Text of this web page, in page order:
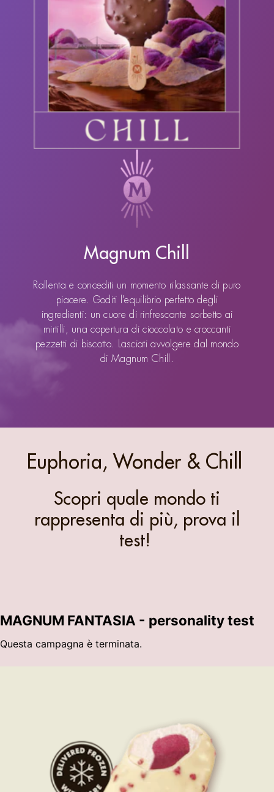
Magnum Chill
Rallenta e concediti un momento rilassante di puro
piacere. Goditi l'equilibrio perfetto degli
ingredienti: un cuore di rinfrescante sorbetto ai
mirtilli, una copertura di cioccolato e croccanti
pezzetti di biscotto. Lasciati avvolgere dal mondo
di Magnum Chill.
Euphoria, Wonder & Chill
Scopri quale mondo ti
rappresenta di più, prova il
test!